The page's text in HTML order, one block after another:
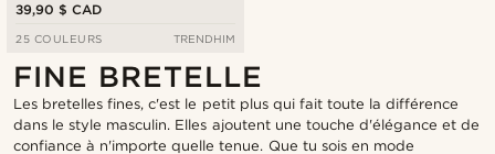
39,90 $ CAD
25 COULEURS TRENDHIM
FINE BRETELLE
Les bretelles fines, c'est le petit plus qui fait toute la différence
dans le style masculin. Elles ajoutent une touche d'élégance et de
confiance à n'importe quelle tenue. Que tu sois en mode